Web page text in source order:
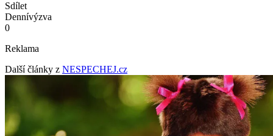
Sdílet
Dennívýzva
0
Reklama
Další články z NESPECHEJ.cz